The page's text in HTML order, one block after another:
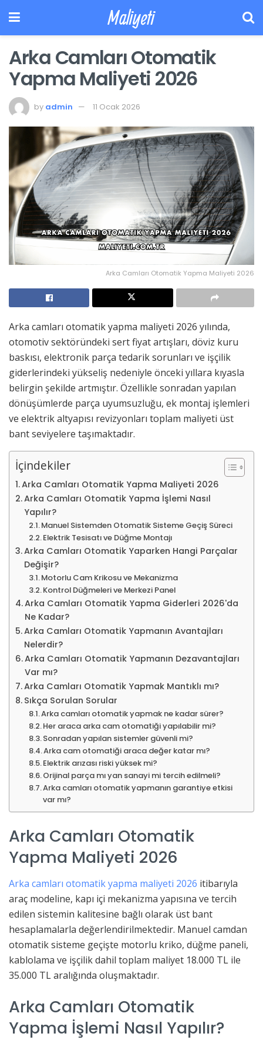
Maliyeti
Arka Camları Otomatik
Yapma Maliyeti 2026
by admin 11 Ocak 2026
Arka Camları Otomatik Yapma Maliyeti 2026
Arka camları otomatik yapma maliyeti 2026 yılında,
otomotiv sektöründeki sert fiyat artışları, döviz kuru
baskısı, elektronik parça tedarik sorunları ve işçilik
giderlerindeki yükseliş nedeniyle önceki yıllara kıyasla
belirgin şekilde artmıştır. Özellikle sonradan yapılan
dönüşümlerde parça uyumsuzluğu, ek montaj işlemleri
ve elektrik altyapısı revizyonları toplam maliyeti üst
bant seviyelere taşımaktadır.
İçindekiler
Arka Camları Otomatik Yapma Maliyeti 2026
Arka Camları Otomatik Yapma İşlemi Nasıl
Yapılır?
Manuel Sistemden Otomatik Sisteme Geçiş Süreci
Elektrik Tesisatı ve Düğme Montajı
Arka Camları Otomatik Yaparken Hangi Parçalar
Değişir?
Motorlu Cam Krikosu ve Mekanizma
Kontrol Düğmeleri ve Merkezi Panel
Arka Camları Otomatik Yapma Giderleri 2026'da
Ne Kadar?
Arka Camları Otomatik Yapmanın Avantajları
Nelerdir?
Arka Camları Otomatik Yapmanın Dezavantajları
Var mı?
Arka Camları Otomatik Yapmak Mantıklı mı?
Sıkça Sorulan Sorular
Arka camları otomatik yapmak ne kadar sürer?
Her araca arka cam otomatiği yapılabilir mi?
Sonradan yapılan sistemler güvenli mi?
Arka cam otomatiği araca değer katar mı?
Elektrik arızası riski yüksek mi?
Orijinal parça mı yan sanayi mi tercih edilmeli?
Arka camları otomatik yapmanın garantiye etkisi
var mı?
Arka Camları Otomatik
Yapma Maliyeti 2026
Arka camları otomatik yapma maliyeti 2026 itibarıyla
araç modeline, kapı içi mekanizma yapısına ve tercih
edilen sistemin kalitesine bağlı olarak üst bant
hesaplamalarla değerlendirilmektedir. Manuel camdan
otomatik sisteme geçişte motorlu kriko, düğme paneli,
kablolama ve işçilik dahil toplam maliyet 18.000 TL ile
35.000 TL aralığında oluşmaktadır.
Arka Camları Otomatik
Yapma İşlemi Nasıl Yapılır?